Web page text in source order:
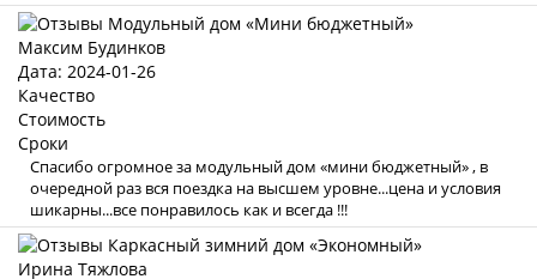
Максим Будинков
Дата: 2024-01-26
Качество
Стоимость
Сроки
Спасибо огромное за модульный дом «мини бюджетный» , в
очередной раз вся поездка на высшем уровне...цена и условия
шикарны...все понравилось как и всегда !!!
Ирина Тяжлова